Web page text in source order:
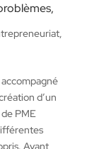
,
d’un
PME
Avant